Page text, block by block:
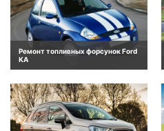
Ремонт топливных форсунок Ford
KA